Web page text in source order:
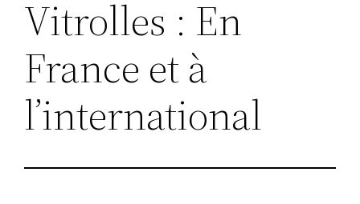
Vitrolles : En
France et à
l’international